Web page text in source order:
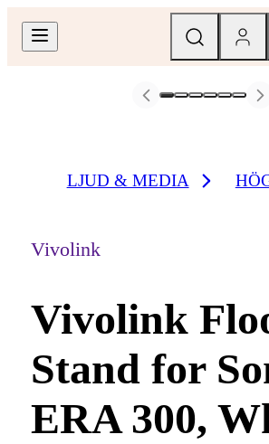
LJUD & MEDIA
Vivolink
Vivolink
Stand for
ERA 300,